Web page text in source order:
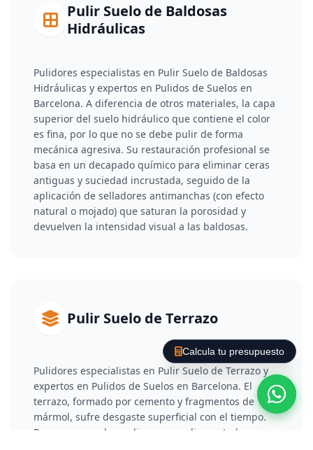
Pulir Suelo de Baldosas
Hidráulicas
Pulidores especialistas en Pulir Suelo de Baldosas
Hidráulicas y expertos en Pulidos de Suelos en
Barcelona. A diferencia de otros materiales, la capa
superior del suelo hidráulico que contiene el color
es fina, por lo que no se debe pulir de forma
mecánica agresiva. Su restauración profesional se
basa en un decapado químico para eliminar ceras
antiguas y suciedad incrustada, seguido de la
aplicación de selladores antimanchas (con efecto
natural o mojado) que saturan la porosidad y
devuelven la intensidad visual a las baldosas.
Pulir Suelo de Terrazo
Pulidores especialistas en Pulir Suelo de Terrazo y
expertos en Pulidos de Suelos en Barcelona. El
terrazo, formado por cemento y fragmentos de
mármol, sufre desgaste superficial con el tiempo.
Para recuperarlo, realizamos un diamantado por
Calcula tu presupuesto